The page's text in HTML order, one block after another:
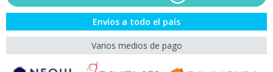
Envíos a todo el país
Varios medios de pago